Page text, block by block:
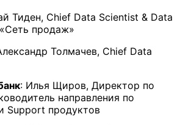
Тиден, Chief Data Scientist & Data
продаж»
Толмачев, Chief Data
: Илья Щиров, Директор по
направления по
Support продуктов